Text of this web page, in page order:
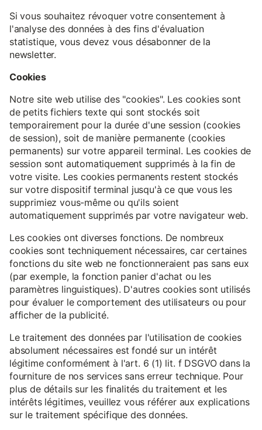
Si vous souhaitez révoquer votre consentement à
l'analyse des données à des fins d'évaluation
statistique, vous devez vous désabonner de la
newsletter.
Cookies
Notre site web utilise des "cookies". Les cookies sont
de petits fichiers texte qui sont stockés soit
temporairement pour la durée d'une session (cookies
de session), soit de manière permanente (cookies
permanents) sur votre appareil terminal. Les cookies de
session sont automatiquement supprimés à la fin de
votre visite. Les cookies permanents restent stockés
sur votre dispositif terminal jusqu'à ce que vous les
supprimiez vous-même ou qu'ils soient
automatiquement supprimés par votre navigateur web.
Les cookies ont diverses fonctions. De nombreux
cookies sont techniquement nécessaires, car certaines
fonctions du site web ne fonctionneraient pas sans eux
(par exemple, la fonction panier d'achat ou les
paramètres linguistiques). D'autres cookies sont utilisés
pour évaluer le comportement des utilisateurs ou pour
afficher de la publicité.
Le traitement des données par l'utilisation de cookies
absolument nécessaires est fondé sur un intérêt
légitime conformément à l'art. 6 (1) lit. f DSGVO dans la
fourniture de nos services sans erreur technique. Pour
plus de détails sur les finalités du traitement et les
intérêts légitimes, veuillez vous référer aux explications
sur le traitement spécifique des données.